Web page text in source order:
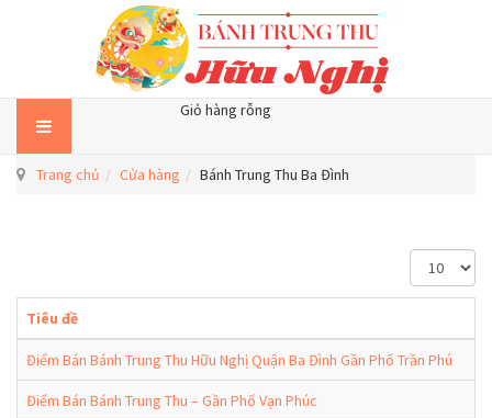
Giỏ hàng rỗng
Trang chủ Cửa hàng Bánh Trung Thu Ba Đình
i
ể
h
Tiêu đề
Điểm Bán Bánh Trung Thu Hữu Nghị Quận Ba Đình Gần Phố Trần Phú
Điểm Bán Bánh Trung Thu – Gần Phố Vạn Phúc